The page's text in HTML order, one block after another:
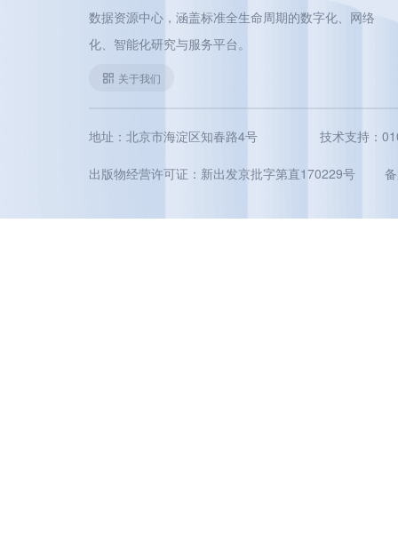
数据资源中心，涵盖标准全生命周期的数字化、网络
化、智能化研究与服务平台。
关于我们
地址：北京市海淀区知春路4号 技术支持：
出版物经营许可证：新出发京批字第直170229号